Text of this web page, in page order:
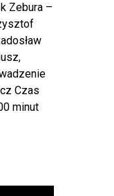
Zebura –
Czas
minut